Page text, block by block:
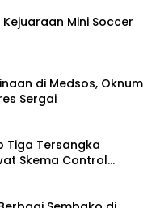
Mini Soccer
di Medsos, Oknum
Sergai
Tiga Tersangka
Skema Control